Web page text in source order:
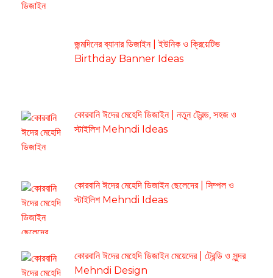
জন্মদিনের ব্যানার ডিজাইন | ইউনিক ও ক্রিয়েটিভ
Birthday Banner Ideas
কোরবানি ঈদের মেহেদি ডিজাইন | নতুন ট্রেন্ড, সহজ ও
স্টাইলিশ Mehndi Ideas
কোরবানি ঈদের মেহেদি ডিজাইন ছেলেদের | সিম্পল ও
স্টাইলিশ Mehndi Ideas
কোরবানি ঈদের মেহেদি ডিজাইন মেয়েদের | ট্রেন্ডি ও সুন্দর
Mehndi Design